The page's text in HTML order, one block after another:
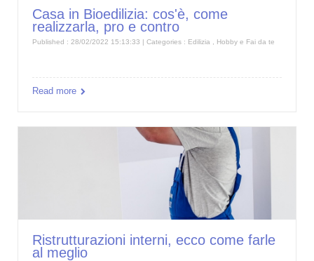
Casa in Bioedilizia: cos'è, come
realizzarla, pro e contro
Published : 28/02/2022 15:13:33 | Categories : Edilizia Hobby e Fai da te
Read more
Ristrutturazioni interni, ecco come farle
al meglio